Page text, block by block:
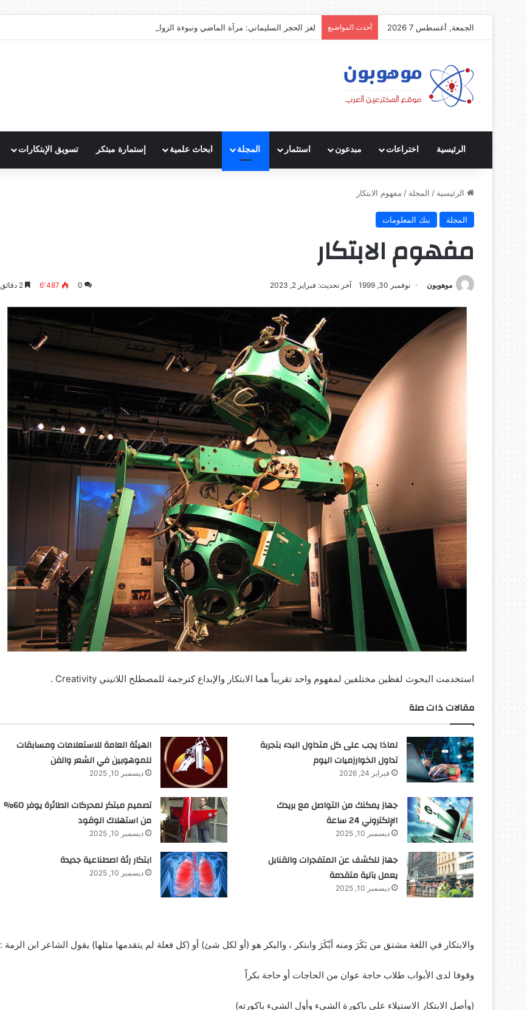
الجمعة, أغسطس 7 2026 أحدث المواضيع لغز الحجر السليماني: مرآة الماضي ونبوءة الزوال
الرئيسية اختراعات مبدعون استثمار المجلة ابحاث علمية إستمارة مبتكر تسويق الإبتكارات
الرئيسية / المجلة / مفهوم الابتكار
المجلة بنك المعلومات
مفهوم الابتكار
موهوبون نوفمبر 30, 1999 آخر تحديث: فبراير 2, 2023 0 6٬487
استخدمت البحوث لفظين مختلفين لمفهوم واحد تقريباً هما الابتكار والإبداع كترجمة للمصطلح اللاتيني Creativity .
مقالات ذات صلة
لماذا يجب على كل متداول البدء بتجربة
تداول الخوارزميات اليوم
فبراير 24, 2026
الهيئة العامة للاستعلامات ومسابقات
للموهوبين في الشعر والفن
ديسمبر 10, 2025
جهاز يمكنك من التواصل مع بريدك
الإلكتروني 24 ساعة
ديسمبر 10, 2025
تصميم مبتكر لمحركات الطائرة يوفر 60%
من استهلاك الوقود
ديسمبر 10, 2025
جهاز للكشف عن المتفجرات والقنابل
يعمل بآلية متقدمة
ديسمبر 10, 2025
ابتكار رئة اصطناعية جديدة
ديسمبر 10, 2025
والابتكار في اللغة مشتق من بَكَرَ ومنه أبْكَرَ وابتكر ، والبكر هو (أو لكل شئ) أو (كل فعلة لم يتقدمها مثلها) يقول الشاعر ابن الرمة :
وقوفا لدى الأبواب طلاب حاجة عوان من الحاجات أو حاجة بكراً
(وأصل الابتكار الاستيلاء على باكورة الشيء وأول الشيء باكورته)